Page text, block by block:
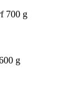
700 g
g